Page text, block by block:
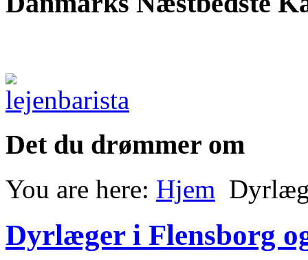
Det du drømmer om
You are here: Hjem
Dyrlæger i Flensborg